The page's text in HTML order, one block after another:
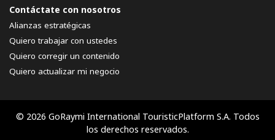
Contáctate con nosotros
Alianzas estratégicas
Quiero trabajar con ustedes
Quiero corregir un contenido
Quiero actualizar mi negocio
© 2026 GoRaymi International TouristicPlatform S.A. Todos
los derechos reservados.